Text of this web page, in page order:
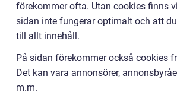
förekommer ofta. Utan cookies finns
sidan inte fungerar optimalt och att
till allt innehåll.
På sidan förekommer också cookies
Det kan vara annonsörer,
m.m.